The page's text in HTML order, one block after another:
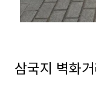
삼국지 벽화